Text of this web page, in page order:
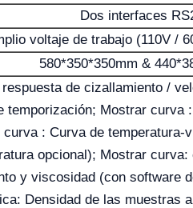
Dos interfaces
voltaje de trabajo (110V /
580*350*350mm &
de cizallamiento /
temporización; Mostrar curva
curva : Curva de temperatura-
opcional); Mostrar
y viscosidad (con software
Densidad de las muestras